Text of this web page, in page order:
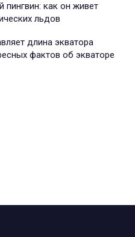
пингвин: как он живет
льдов
длина экватора
фактов об экваторе